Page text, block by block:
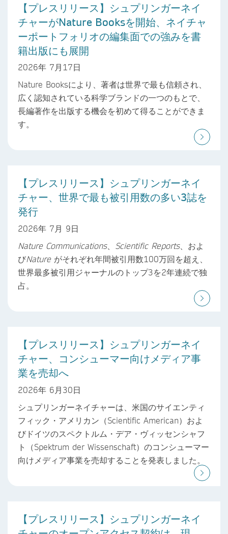
【プレスリリース】シュプリンガーネイ
チャーがNature Booksを開始、ネイチャ
ーポートフォリオの編集面での強みを書
籍出版にも展開
2026年 7月17日
Nature Booksにより、著者は世界で最も信頼され、
広く認知されている科学ブランドの一つのもとで、
長編著作を出版する機会を初めて得ることができま
す。
【プレスリリース】シュプリンガーネイ
チャー、世界で最も被引用数の多い3誌を
発行
2026年 7月 9日
Nature Communications、 Scientific Reports、およ
びNatureがそれぞれ年間被引用数100万回を超え、
世界最多被引用ジャーナルのトップ3を2年連続で独
占。
【プレスリリース】シュプリンガーネイ
チャー、コンシューマー向けメディア事
業を売却へ
2026年 6月30日
シュプリンガーネイチャーは、米国のサイエンティ
フィック・アメリカン（Scientific American）およ
びドイツのスペクトルム・デア・ヴィッセンシャフ
ト（Spektrum der Wissenschaft）のコンシューマー
向けメディア事業を売却することを発表しました。
【プレスリリース】シュプリンガーネイ